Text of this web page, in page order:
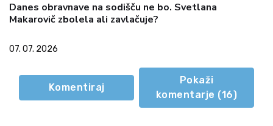
Danes obravnave na sodišču ne bo. Svetlana
Makarovič zbolela ali zavlačuje?
07. 07. 2026
Komentiraj
Pokaži
komentarje (16)